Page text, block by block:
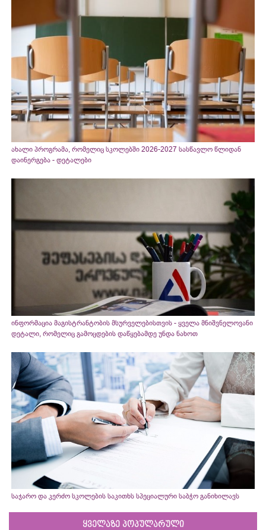
ახალი პროგრამა, რომელიც სკოლებში 2026-2027 სასწავლო წლიდან
დაინერგება - დეტალები
ინფორმაცია მაგისტრანტობის მსურველებისთვის - ყველა მნიშვნელოვანი
დეტალი, რომელიც გამოცდების დაწყებამდე უნდა ნახოთ
საჯარო და კერძო სკოლების საკითხს სპეციალური საბჭო განიხილავს
ყველაზე პოპულარული